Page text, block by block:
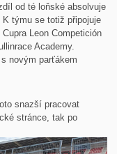
od té loňské absolvuje
týmu se totiž připojuje
Leon Competición
Academy.
novým parťákem
snazší pracovat
stránce, tak po